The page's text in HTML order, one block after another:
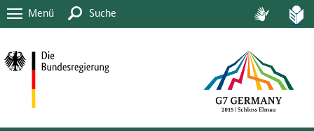
Menü Suche